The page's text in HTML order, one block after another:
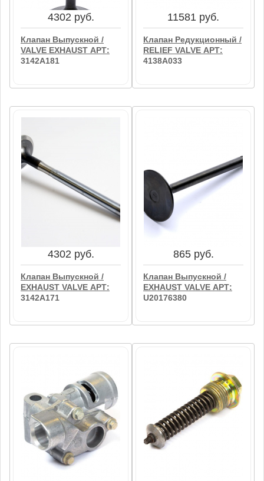
В корзину
4302 руб.
Клапан Выпускной /
VALVE EXHAUST АРТ:
3142A181
4302 руб.
Клапан Выпускной /
VALVE EXHAUST АРТ:
11581 руб.
Клапан Редукционный /
RELIEF VALVE АРТ:
4138A033
11581 руб.
Клапан Редукционный /
RELIEF VALVE АРТ:
4138A033
4302 руб.
Клапан Выпускной /
EXHAUST VALVE АРТ:
3142A171
4302 руб.
Клапан Выпускной /
EXHAUST VALVE АРТ:
3142A171
865 руб.
Клапан Выпускной /
EXHAUST VALVE АРТ:
U20176380
865 руб.
Клапан Выпускной /
EXHAUST VALVE АРТ: